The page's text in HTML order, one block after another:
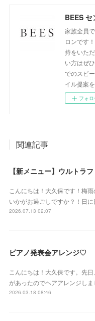
BEES
家族全員
ロンです
持をいた
い方はぜ
でのスピ
イル提案
フォロ
関連記事
こんにちは！大久保です！梅雨
いかがお過ごしですか？！日
2026.07.13 02:07
ピアノ発表会アレンジ♡
こんにちは！大久保です。先
があったのでヘアアレンジし
2026.03.18 08:46